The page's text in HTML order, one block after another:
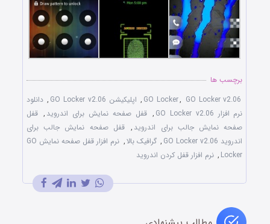
برچسب ها
GO Locker, GO Locker v2.06
, اپلیکیشن GO Locker v2.06 , دانلود
نرم افزار GO Locker v2.06
, قفل صفحه نمایش برای اندروید , قفل
صفحه نمایش جالب برای اندروید , قفل صفحه نمایش جالب برای
اندروید GO Locker v2.06
, گرافیک بالا,
نرم افزار قفل صفحه نمایش GO
Locker
, نرم افزار قفل کردن اندروید